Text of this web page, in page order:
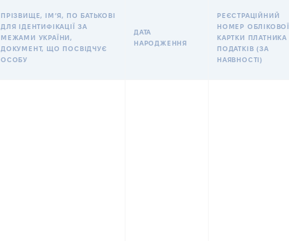
ПРІЗВИЩЕ, ІМʼЯ, ПО БАТЬКОВІ
ДЛЯ ІДЕНТИФІКАЦІЇ ЗА
МЕЖАМИ УКРАЇНИ,
ДОКУМЕНТ, ЩО ПОСВІДЧУЄ
ОСОБУ
ДАТА
НАРОДЖЕННЯ
РЕЄСТРАЦІЙНИЙ
НОМЕР ОБЛІКОВОЇ
КАРТКИ ПЛАТНИКА
ПОДАТКІВ (ЗА
НАЯВНОСТІ)